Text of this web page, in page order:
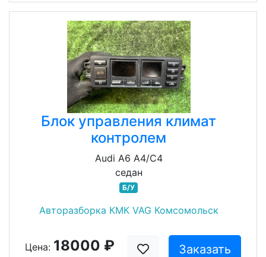
Блок управления климат
контролем
Audi A6 A4/C4
седан
Б/У
Авторазборка КМК VAG Комсомольск
Цена: 18000 ₽ Заказать